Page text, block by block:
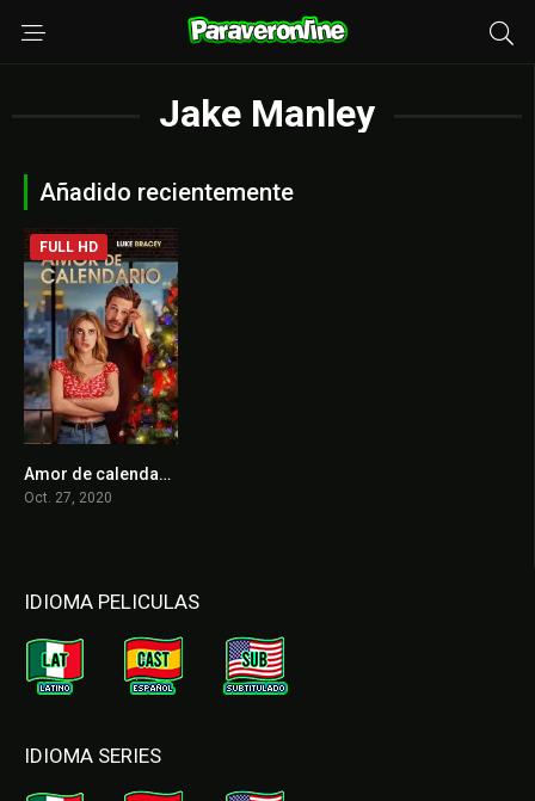
Jake Manley
Añadido recientemente
6.1
FULL HD
Amor de calendario
Oct. 27, 2020
IDIOMA PELICULAS
IDIOMA SERIES